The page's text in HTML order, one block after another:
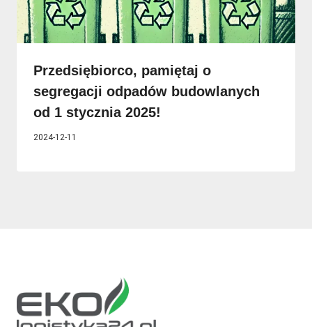
Przedsiębiorco, pamiętaj o
segregacji odpadów budowlanych
od 1 stycznia 2025!
2024-12-11